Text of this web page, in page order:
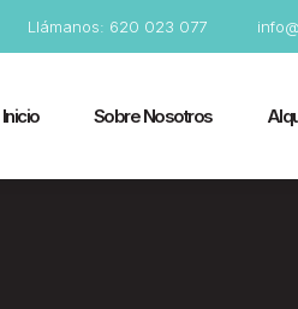
Llámanos: 620 023 077
Inicio Sobre Nosotros